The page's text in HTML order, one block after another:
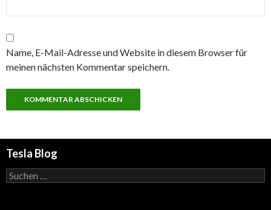
Name, E-Mail-Adresse und Website in diesem Browser für
meinen nächsten Kommentar speichern.
Tesla Blog
Suchen
nach: